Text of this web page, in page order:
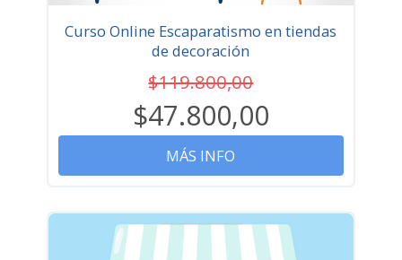
Curso Online Escaparatismo en tiendas
de decoración
$119.800,00
$47.800,00
MÁS INFO